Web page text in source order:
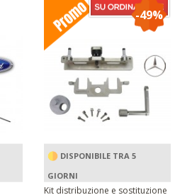
-49%
DISPONIBILE TRA 5
GIORNI
Kit distribuzione e sostituzione